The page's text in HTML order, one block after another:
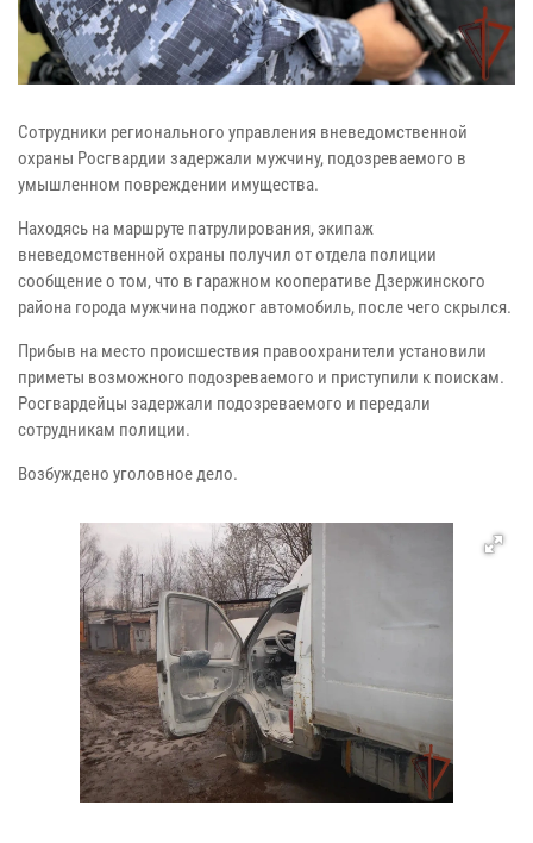
Сотрудники регионального управления вневедомственной
охраны Росгвардии задержали мужчину, подозреваемого в
умышленном повреждении имущества.
Находясь на маршруте патрулирования, экипаж
вневедомственной охраны получил от отдела полиции
сообщение о том, что в гаражном кооперативе Дзержинского
района города мужчина поджог автомобиль, после чего скрылся.
Прибыв на место происшествия правоохранители установили
приметы возможного подозреваемого и приступили к поискам.
Росгвардейцы задержали подозреваемого и передали
сотрудникам полиции.
Возбуждено уголовное дело.